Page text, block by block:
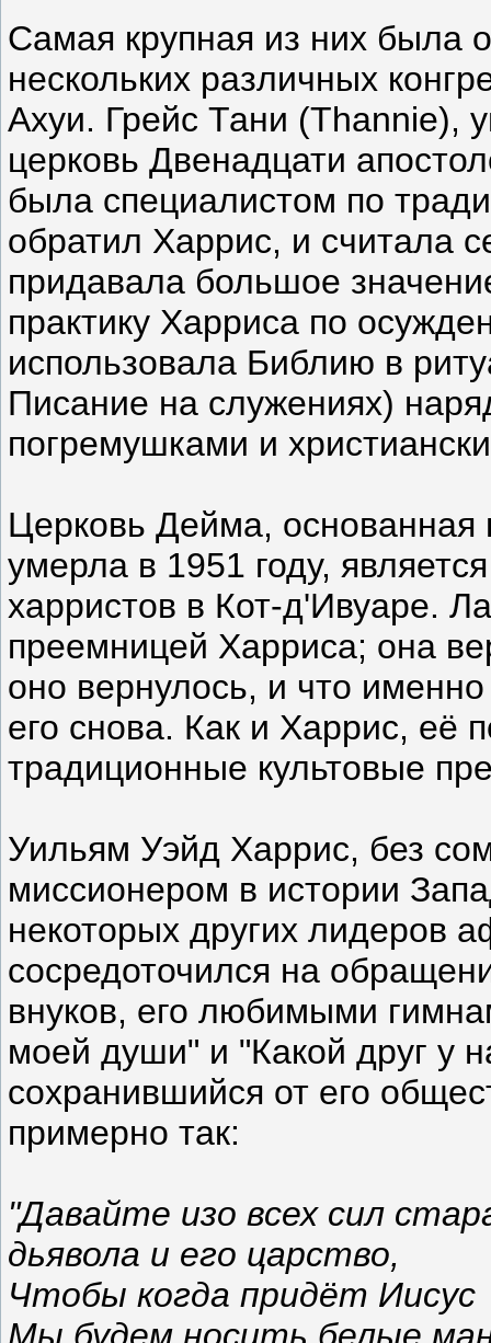
Самая крупная из них была
нескольких различных
Ахуи. Грейс Тани (Thannie),
церковь Двенадцати
была специалистом по
обратил Харрис, и считала
придавала большое
практику Харриса по
использовала Библию в
Писание на служениях)
погремушками и
Церковь Дейма, основанная
умерла в 1951 году,
харристов в Кот-д'Ивуаре.
преемницей Харриса; она
оно вернулось, и что
его снова. Как и Харрис, её
традиционные культовые
Уильям Уэйд Харрис, без
миссионером в истории
некоторых других лидеров
сосредоточился на
внуков, его любимыми
моей души" и "Какой друг у
сохранившийся от его
примерно так:
"Давайте изо всех сил
дьявола и его царство,
Чтобы когда придёт Иисус
Мы будем носить белые